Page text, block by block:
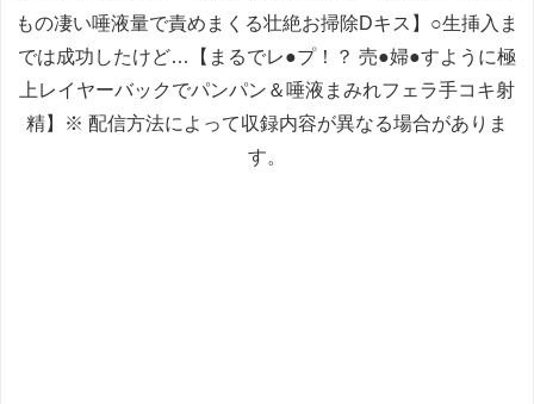
もの凄い唾液量で責めまくる壮絶お掃除Dキス】○生挿入ま
では成功したけど…【まるでレ●プ！？ 売●婦●すように極
上レイヤーバックでパンパン＆唾液まみれフェラ手コキ射
精】※ 配信方法によって収録内容が異なる場合がありま
す。